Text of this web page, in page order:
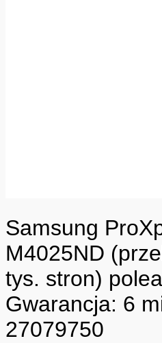
Samsung
M4025ND
tys. stron)
Gwarancja: 6
27079750